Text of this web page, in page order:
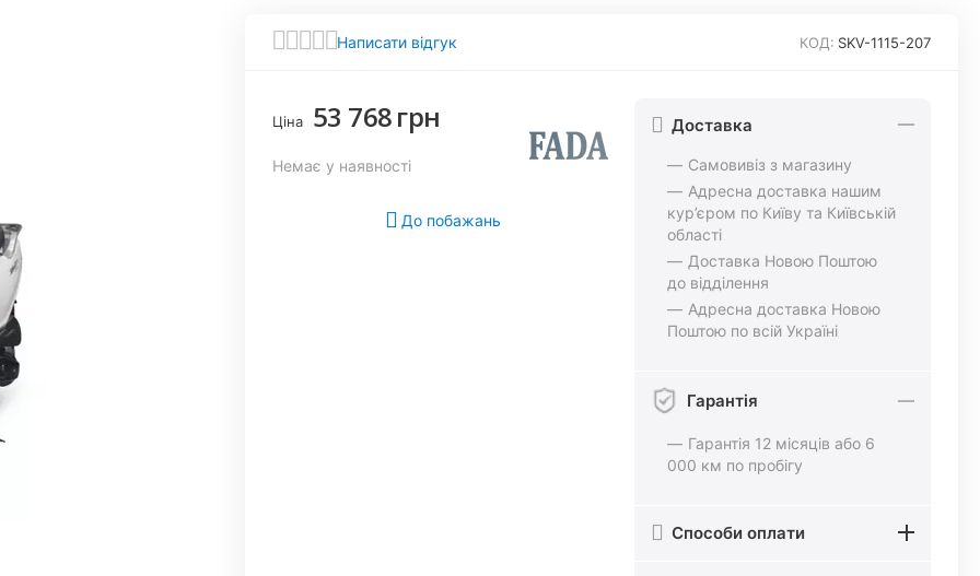
Написати відгук КОД: SKV-1115-207
Ціна 53 768грн
Немає у наявності
До побажань
Доставка
Самовивіз з магазину
Адресна доставка нашим
кур’єром по Київу та Київській
області
Доставка Новою Поштою
до відділення
Адресна доставка Новою
Поштою по всій Україні
Гарантія
Гарантія 12 місяців або 6
000 км по пробігу
Способи оплати